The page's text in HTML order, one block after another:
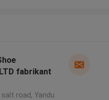
fabrikant
road, Yandu